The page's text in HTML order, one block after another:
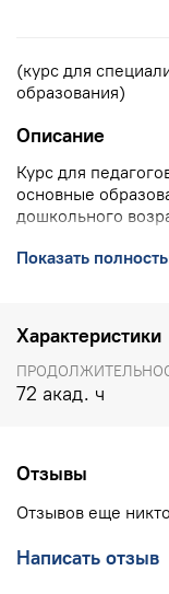
(курс для
образования)
Описание
Курс для
основные
дошкольного
ПОДРОБНО О
(офис),
Показать
Характеристики
72 акад. ч
Отзывы
Отзывов еще
Написать отзыв